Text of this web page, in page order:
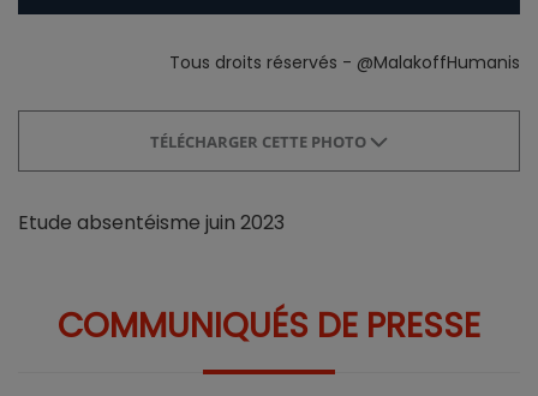
Tous droits réservés - @MalakoffHumanis
TÉLÉCHARGER CETTE PHOTO
Etude absentéisme juin 2023
COMMUNIQUÉS DE PRESSE